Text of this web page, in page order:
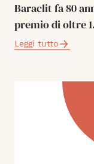
Baraclit fa 80
premio di oltre
Leggi tutto